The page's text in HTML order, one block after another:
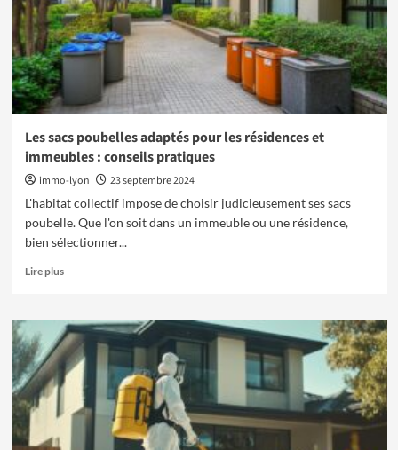
pour
les
acheteurs
et
Les sacs poubelles adaptés pour les résidences et
immeubles : conseils pratiques
immo-lyon
23 septembre 2024
L'habitat collectif impose de choisir judicieusement ses sacs
poubelle. Que l'on soit dans un immeuble ou une résidence,
bien sélectionner...
Lire plusEn
sur
Les
sacs
poubelles
adaptés
pour
résidences